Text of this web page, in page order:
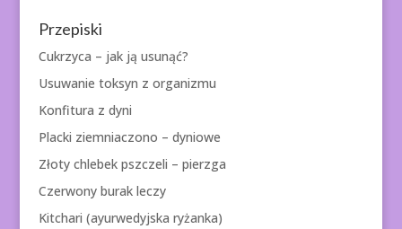
Przepiski
Cukrzyca – jak ją usunąć?
Usuwanie toksyn z organizmu
Konfitura z dyni
Placki ziemniaczono – dyniowe
Złoty chlebek pszczeli – pierzga
Czerwony burak leczy
Kitchari (ayurwedyjska ryżanka)